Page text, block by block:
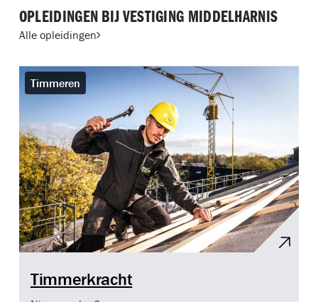
OPLEIDINGEN BIJ VESTIGING MIDDELHARNIS
Alle opleidingen
Timmeren
Timmerkracht